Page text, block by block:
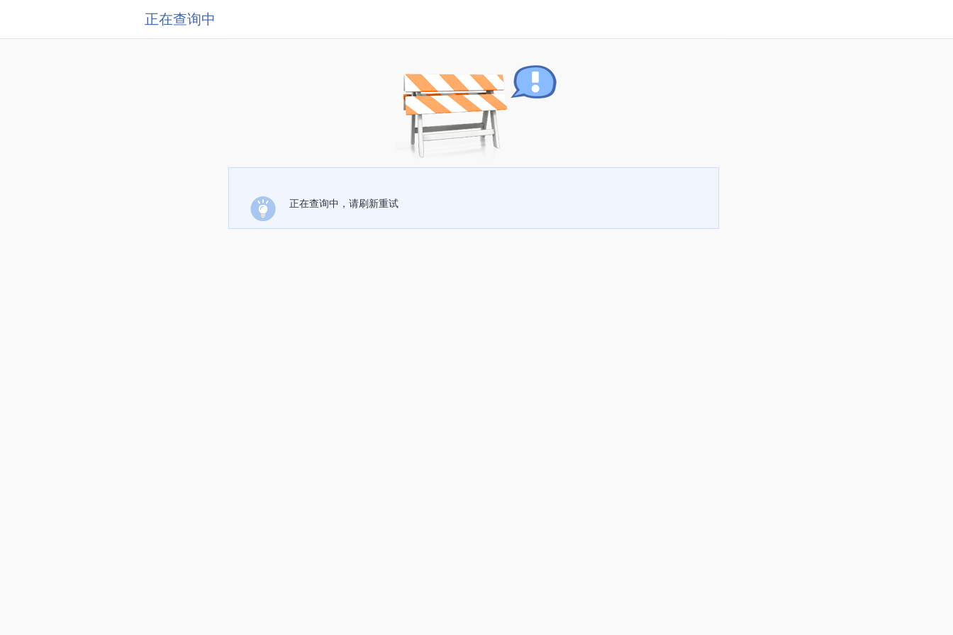
正在查询中
正在查询中，请刷新重试